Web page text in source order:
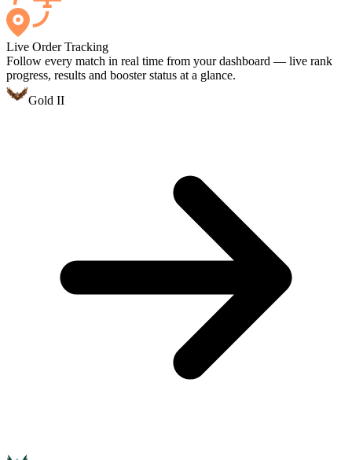
Live Order Tracking
Follow every match in real time from your dashboard — live rank
progress, results and booster status at a glance.
Gold II